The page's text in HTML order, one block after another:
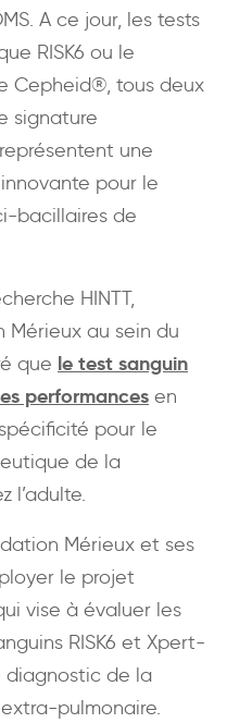
A ce jour, les tests
RISK6 ou le
Cepheid®, tous deux
signature
une
pour le
bacillaires de
HINTT,
au sein du
que le test sanguin
performances en
pour le
de la
l’adulte.
Mérieux et ses
le projet
vise à évaluer les
RISK6 et Xpert-
diagnostic de la
pulmonaire.